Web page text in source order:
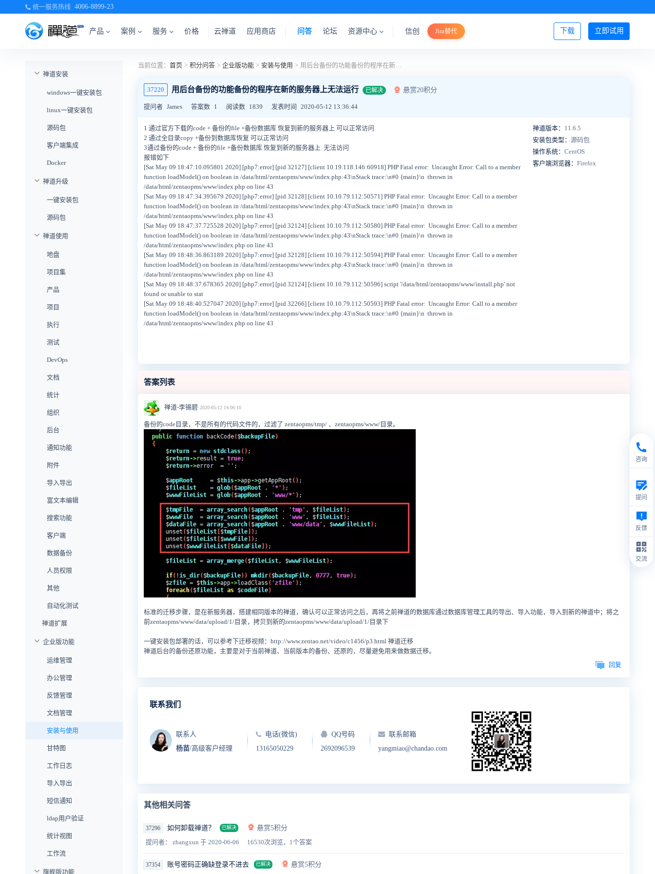
统一服务热线 4006-8899-23
产品 案例 服务 价格 立即试用
下载
云禅道 应用商店 问答 论坛 资源中心 信创 Jira替代 登录/注册
禅道安装
windows一键安装包
linux一键安装包
源码包
客户端集成
Docker
禅道升级
一键安装包
源码包
禅道使用
地盘
项目集
产品
项目
执行
测试
DevOps
文档
统计
组织
后台
通知功能
附件
导入导出
富文本编辑
搜索功能
客户端
数据备份
人员权限
其他
自动化测试
禅道扩展
企业版功能
运维管理
办公管理
反馈管理
文档管理
安装与使用
甘特图
工作日志
导入导出
短信通知
ldap用户验证
统计视图
工作流
旗舰版功能
当前位置： 首页 > 积分问答 > 企业版功能 > 安装与使用 > 用后台备份的功能备份的程序在新的服务器上无法运行
37220 用后台备份的功能备份的程序在新的服务器上无法运行 已解决 悬赏20积分
提问者 James 答案数 1 阅读数 1839 发表时间 2020-05-12 13:36:44
1 通过官方下载的code + 备份的file +备份数据库 恢复到新的服务器上 可以正常访问
2 通过全目录copy +备份到数据库恢复 可以正常访问
3通过备份的code + 备份的file +备份数据库 恢复到新的服务器上 无法访问
报错如下
[Sat May 09 18:47:10.095801 2020] [php7:error] [pid 32127] [client 10.19.118.146:60918] PHP Fatal error: Uncaught Error: Call to a member
function loadModel() on boolean in /data/html/zentaopms/www/index.php:43\nStack trace:\n#0 {main}\n thrown in
/data/html/zentaopms/www/index.php on line 43
[Sat May 09 18:47:34.395679 2020] [php7:error] [pid 32128] [client 10.10.79.112:50571] PHP Fatal error: Uncaught Error: Call to a member
function loadModel() on boolean in /data/html/zentaopms/www/index.php:43\nStack trace:\n#0 {main}\n thrown in
/data/html/zentaopms/www/index.php on line 43
[Sat May 09 18:47:37.725528 2020] [php7:error] [pid 32124] [client 10.10.79.112:50580] PHP Fatal error: Uncaught Error: Call to a member
function loadModel() on boolean in /data/html/zentaopms/www/index.php:43\nStack trace:\n#0 {main}\n thrown in
/data/html/zentaopms/www/index.php on line 43
[Sat May 09 18:48:36.863189 2020] [php7:error] [pid 32128] [client 10.10.79.112:50594] PHP Fatal error: Uncaught Error: Call to a member
function loadModel() on boolean in /data/html/zentaopms/www/index.php:43\nStack trace:\n#0 {main}\n thrown in
/data/html/zentaopms/www/index.php on line 43
[Sat May 09 18:48:37.678365 2020] [php7:error] [pid 32124] [client 10.10.79.112:50596] script '/data/html/zentaopms/www/install.php' not
found or unable to stat
[Sat May 09 18:48:40.527047 2020] [php7:error] [pid 32266] [client 10.10.79.112:50593] PHP Fatal error: Uncaught Error: Call to a member
function loadModel() on boolean in /data/html/zentaopms/www/index.php:43\nStack trace:\n#0 {main}\n thrown in
/data/html/zentaopms/www/index.php on line 43
禅道版本： 11.6.5
安装包类型： 源码包
操作系统： CentOS
客户端浏览器： Firefox
答案列表
禅道-李锡碧 2020-05-12 14:06:10
备份的code目录，不是所有的代码文件的，过滤了 zentaopms/tmp/ 、zentaopms/www/目录。
标准的迁移步骤，是在新服务器，搭建相同版本的禅道，确认可以正常访问之后，再将之前禅道的数据库通过数据库管理工具的导出、导入功能，导入到新的禅道中；将之
前zentaopms/www/data/upload/1/目录，拷贝到新的zentaopms/www/data/upload/1/目录下
一键安装包部署的话，可以参考下迁移视频：http://www.zentao.net/video/c1456/p3.html 禅道迁移
禅道后台的备份还原功能，主要是对于当前禅道、当前版本的备份、还原的，尽量避免用来做数据迁移。
回复
联系我们
联系人
杨苗/高级客户经理
电话(微信)
13165050229
QQ号码
2692096539
联系邮箱
yangmiao@chandao.com
其他相关问答
37296 如何卸载禅道？ 已解决
悬赏5积分
提问者： zhangxun 于 2020-06-06 16530次浏览，1个答案
37354 账号密码正确缺登录不进去 已解决 悬赏5积分
咨询
提问
反馈
交流